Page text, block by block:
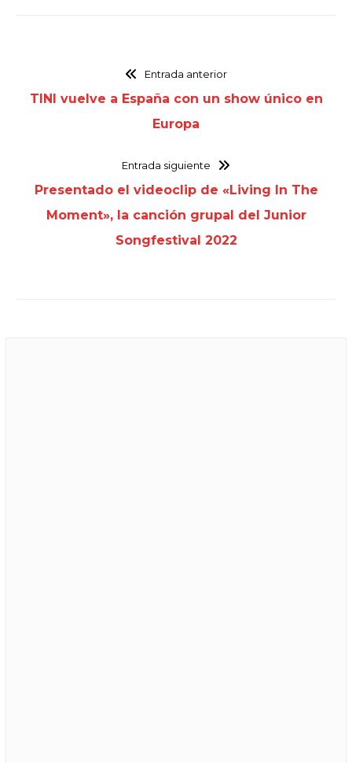
Entrada anterior
TINI vuelve a España con un show único en
Europa
Entrada siguiente
Presentado el videoclip de «Living In The
Moment», la canción grupal del Junior
Songfestival 2022